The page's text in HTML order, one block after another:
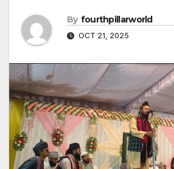
By fourthpillarworld
OCT 21, 2025